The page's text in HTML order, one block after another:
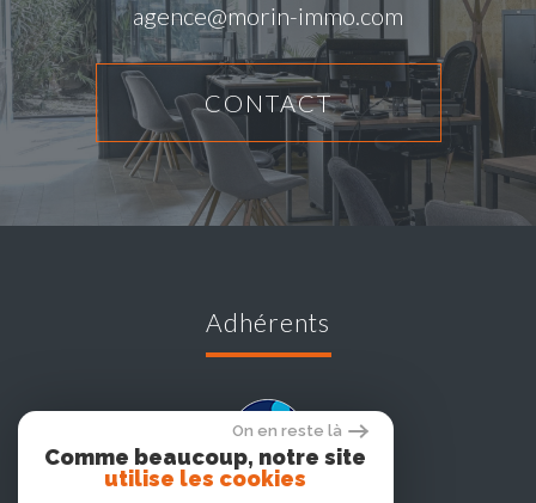
agence@morin-immo.com
CONTACT
adhérents
On en reste là
Comme beaucoup, notre site
utilise les cookies